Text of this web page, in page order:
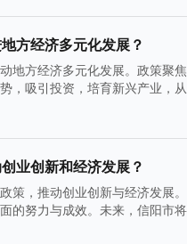
方经济多元化发展？
地方经济多元化发展。政策聚
，吸引投资，培育新兴产业，
业创新和经济发展？
策，推动创业创新与经济发展
的努力与成效。未来，信阳市